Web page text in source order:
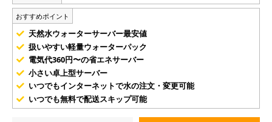
おすすめポイント
天然水ウォーターサーバー最安値
扱いやすい軽量ウォーターパック
電気代360円〜の省エネサーバー
小さい卓上型サーバー
いつでもインターネットで水の注文・変更可能
いつでも無料で配送スキップ可能